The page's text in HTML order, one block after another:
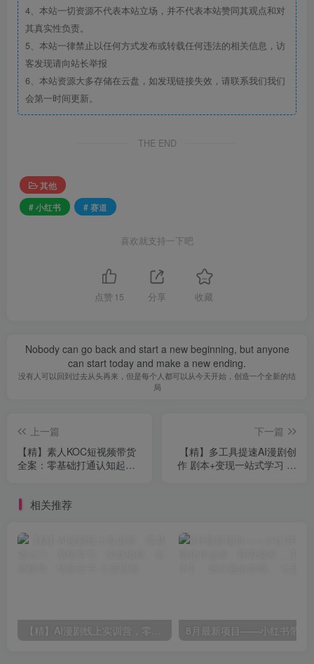
4、本站一切资源不代表本站立场，并不代表本站赞同其观点和对
其真实性负责。
5、本站一律禁止以任何方式发布或转载任何违法的相关信息，访
客发现请向站长举报
6、本站资源大多存储在云盘，如发现链接失效，请联系我们我们
会第一时间更新。
THE END
其他
# 小红书
# 赛道
喜欢就支持一下吧
点赞 15 分享 收藏
Nobody can go back and start a new beginning, but anyone
can start today and make a new ending.
没有人可以回到过去从头再来，但是每个人都可以从今天开始，创造一个全新的结
局
上一篇
【精】素人KOC短视频带货
全案：零基础打通认知起号
下一篇
【精】多工具提速AI漫剧创
作 剧本+变现一站式学习 批
相关推荐